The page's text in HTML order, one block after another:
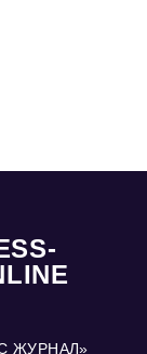
ЖУРНАЛ»